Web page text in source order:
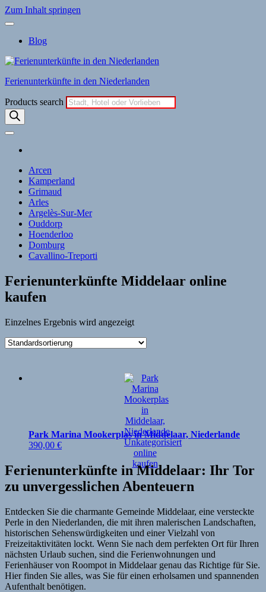
Zum Inhalt springen
Blog
Ferienunterkünfte in den Niederlanden
Products search
Arcen
Kamperland
Grimaud
Arles
Argelès-Sur-Mer
Ouddorp
Hoenderloo
Domburg
Cavallino-Treporti
Ferienunterkünfte Middelaar online
kaufen
Einzelnes Ergebnis wird angezeigt
Park Marina Mookerplas in Middelaar, Niederlande
390,00 €
Ferienunterkünfte in Middelaar: Ihr Tor
zu unvergesslichen Abenteuern
Entdecken Sie die charmante Gemeinde Middelaar, eine versteckte
Perle in den Niederlanden, die mit ihren malerischen Landschaften,
historischen Sehenswürdigkeiten und einer Vielzahl von
Freizeitaktivitäten lockt. Wenn Sie nach dem perfekten Ort für Ihren
nächsten Urlaub suchen, sind die Ferienwohnungen und
Ferienhäuser von Roompot in Middelaar genau das Richtige für Sie.
Hier finden Sie alles, was Sie für einen erholsamen und spannenden
Aufenthalt benötigen.